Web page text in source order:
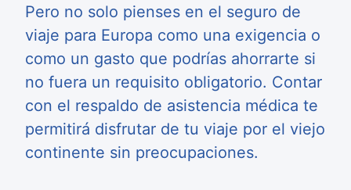
Pero no solo pienses en el seguro de
viaje para Europa como una exigencia o
como un gasto que podrías ahorrarte si
no fuera un requisito obligatorio. Contar
con el respaldo de asistencia médica te
permitirá disfrutar de tu viaje por el viejo
continente sin preocupaciones.